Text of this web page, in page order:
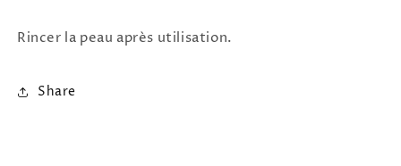
Rincer la peau après utilisation.
Share